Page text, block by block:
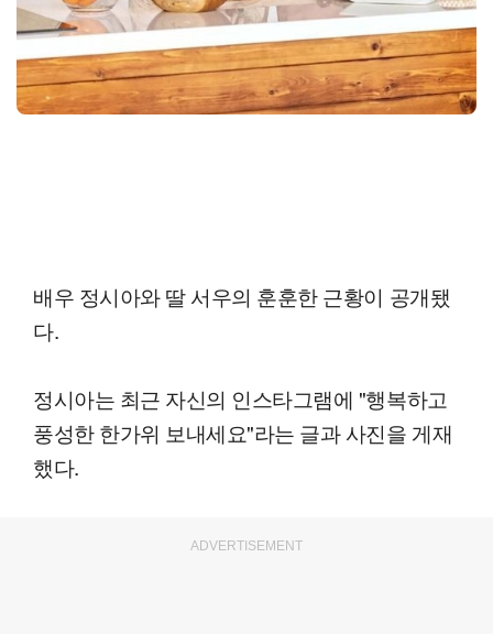
배우 정시아와 딸 서우의 훈훈한 근황이 공개됐
다.
정시아는 최근 자신의 인스타그램에 "행복하고
풍성한 한가위 보내세요"라는 글과 사진을 게재
했다.
ADVERTISEMENT